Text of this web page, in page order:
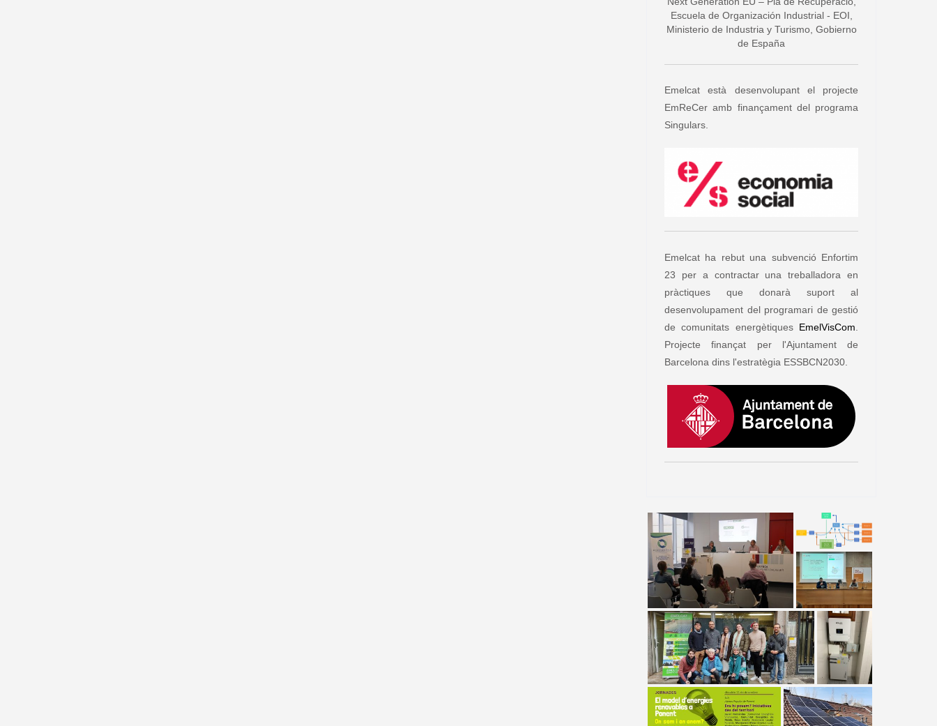
Escuela de Organización Industrial - EOI,
Ministerio de Industria y Turismo, Gobierno
de España
Emelcat està desenvolupant el projecte
EmReCer amb finançament del programa
Singulars.
Emelcat ha rebut una subvenció Enfortim
23 per a contractar una treballadora en
pràctiques que donarà suport al
desenvolupament del programari de gestió
de comunitats energètiques EmelVisCom
Projecte finançat per l'Ajuntament de
Barcelona dins l'estratègia ESSBCN2030.